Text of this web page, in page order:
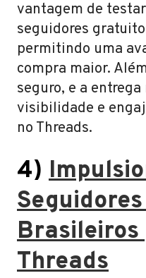
vantagem de
seguidores
permitindo uma
compra maior.
seguro, e a
visibilidade e
no Threads.
4)
Brasileiros
Threads